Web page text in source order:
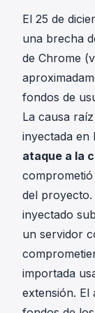
El 25 de
una brecha
de Chrome
fondos de
La causa
inyectada en
ataque a la
del
inyectado
un servidor
importada
extensión. El